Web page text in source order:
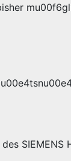
SIEMENS